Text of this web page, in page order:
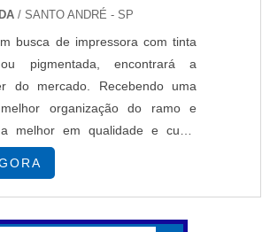
/ SANTO ANDRÉ - SP
busca de impressora com tinta
pigmentada, encontrará a
do mercado. Recebendo uma
organização do ramo e
melhor em qualidade e custo
SOBRE IMPRESSORA COM
OU PIGMENTADASe
por impressoras com tinta
pigmentada em uma empresa